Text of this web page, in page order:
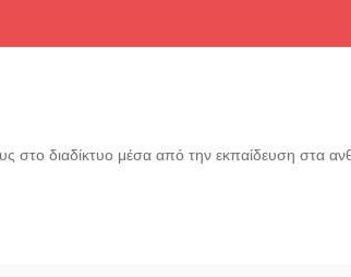
στο διαδίκτυο μέσα από την εκπαίδευση στα